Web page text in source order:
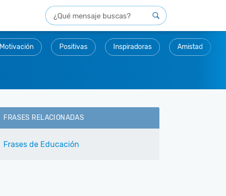
Motivación Positivas Inspiradoras Amistad
FRASES RELACIONADAS
Frases de Educación